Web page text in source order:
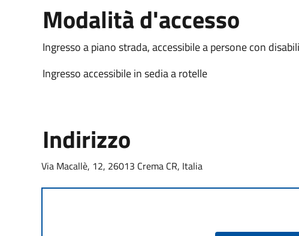
Modalità d'accesso
Ingresso a piano strada, accessibile a persone con
Ingresso accessibile in sedia a rotelle
Indirizzo
Via Macallè, 12, 26013 Crema CR, Italia